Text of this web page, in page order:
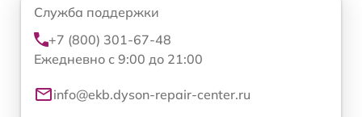
Служба поддержки
+7 (800) 301-67-48
Ежедневно с 9:00 до 21:00
info@ekb.dyson-repair-center.ru